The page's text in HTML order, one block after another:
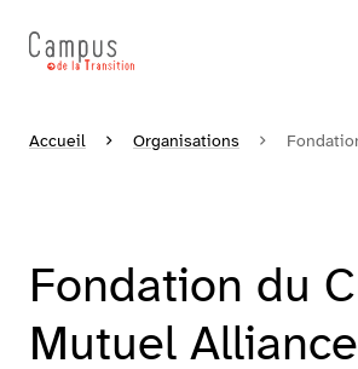
Accueil Organisations
Fondation du
Mutuel Alliance